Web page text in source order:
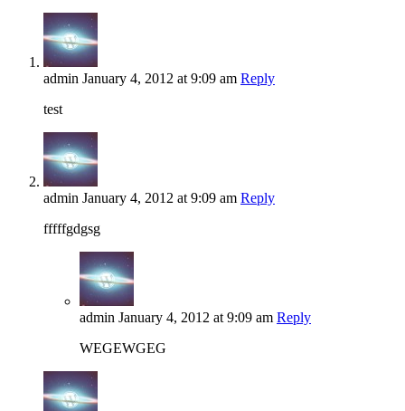
admin January 4, 2012 at 9:09 am Reply
test
admin January 4, 2012 at 9:09 am Reply
fffffgdgsg
admin January 4, 2012 at 9:09 am Reply
WEGEWGEG